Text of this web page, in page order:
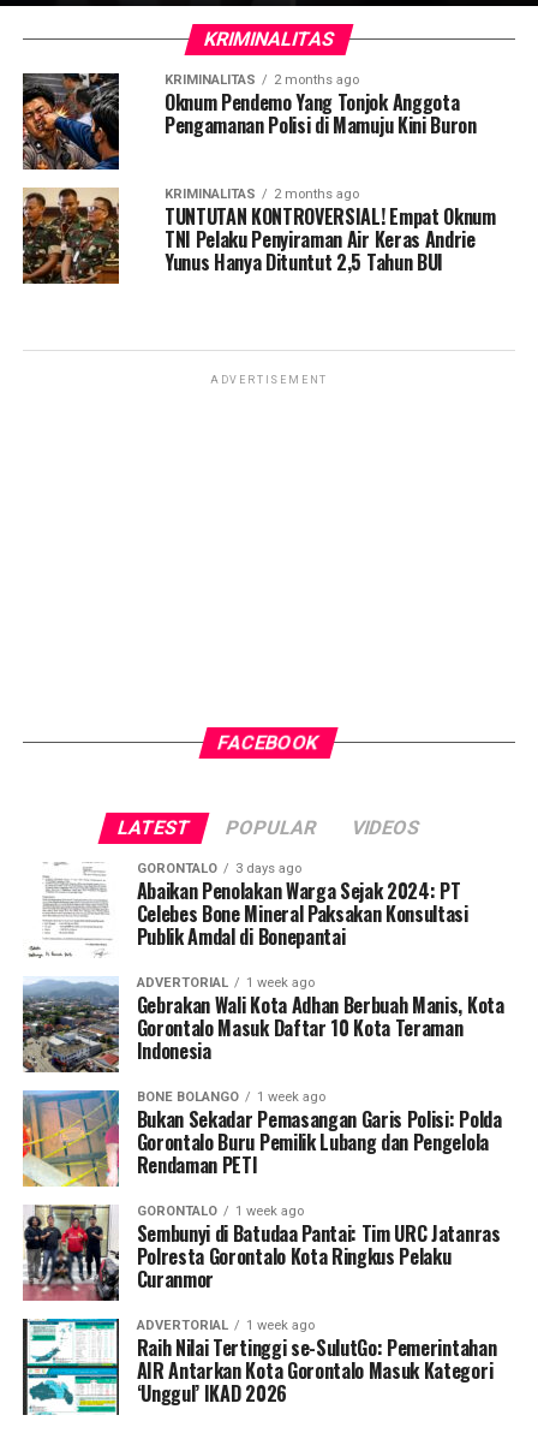
KRIMINALITAS
KRIMINALITAS 2 months ago
Oknum Pendemo Yang Tonjok Anggota
Pengamanan Polisi di Mamuju Kini Buron
KRIMINALITAS 2 months ago
TUNTUTAN KONTROVERSIAL! Empat Oknum
TNI Pelaku Penyiraman Air Keras Andrie
Yunus Hanya Dituntut 2,5 Tahun BUI
ADVERTISEMENT
FACEBOOK
LATEST POPULAR VIDEOS
GORONTALO 3 days ago
Abaikan Penolakan Warga Sejak 2024: PT
Celebes Bone Mineral Paksakan Konsultasi
Publik Amdal di Bonepantai
ADVERTORIAL 1 week ago
Gebrakan Wali Kota Adhan Berbuah Manis, Kota
Gorontalo Masuk Daftar 10 Kota Teraman
Indonesia
BONE BOLANGO 1 week ago
Bukan Sekadar Pemasangan Garis Polisi: Polda
Gorontalo Buru Pemilik Lubang dan Pengelola
Rendaman PETI
GORONTALO 1 week ago
Sembunyi di Batudaa Pantai: Tim URC Jatanras
Polresta Gorontalo Kota Ringkus Pelaku
Curanmor
ADVERTORIAL 1 week ago
Raih Nilai Tertinggi se-SulutGo: Pemerintahan
AIR Antarkan Kota Gorontalo Masuk Kategori
‘Unggul’ IKAD 2026